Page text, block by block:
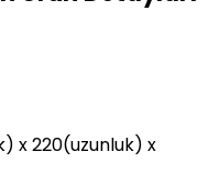
x 220(uzunluk) x